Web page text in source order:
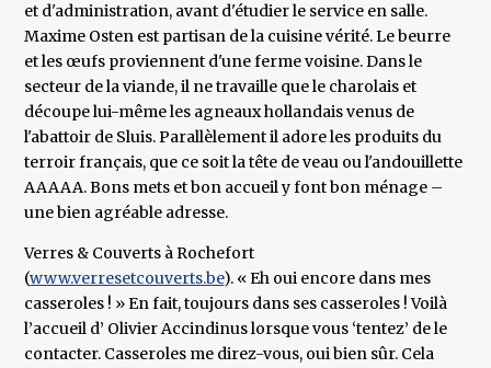
et d'administration, avant d'étudier le service en salle.
Maxime Osten est partisan de la cuisine vérité. Le beurre
et les œufs proviennent d'une ferme voisine. Dans le
secteur de la viande, il ne travaille que le charolais et
découpe lui-même les agneaux hollandais venus de
l'abattoir de Sluis. Parallèlement il adore les produits du
terroir français, que ce soit la tête de veau ou l'andouillette
AAAAA. Bons mets et bon accueil y font bon ménage –
une bien agréable adresse.
Verres & Couverts à Rochefort
(www.verresetcouverts.be). « Eh oui encore dans mes
casseroles ! » En fait, toujours dans ses casseroles ! Voilà
l’accueil d’ Olivier Accindinus lorsque vous ‘tentez’ de le
contacter. Casseroles me direz-vous, oui bien sûr. Cela